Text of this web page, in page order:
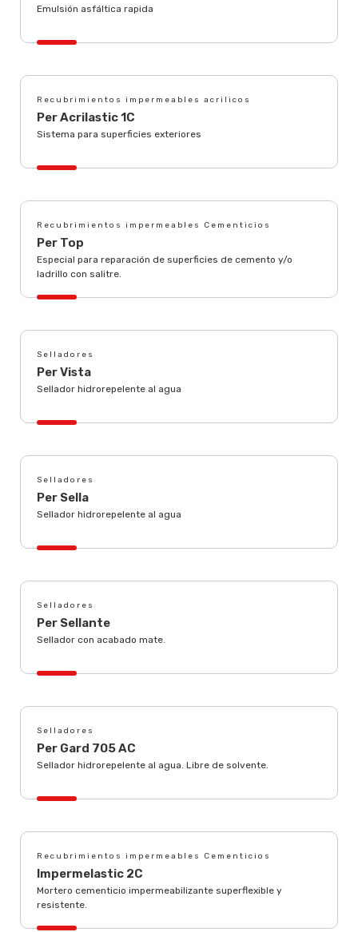
Emulsión asfáltica rapida
Recubrimientos impermeables acrilicos
Per Acrilastic 1C
Sistema para superficies exteriores
Recubrimientos impermeables Cementicios
Per Top
Especial para reparación de superficies de cemento y/o
ladrillo con salitre.
Selladores
Per Vista
Sellador hidrorepelente al agua
Selladores
Per Sella
Sellador hidrorepelente al agua
Selladores
Per Sellante
Sellador con acabado mate.
Selladores
Per Gard 705 AC
Sellador hidrorepelente al agua. Libre de solvente.
Recubrimientos impermeables Cementicios
Impermelastic 2C
Mortero cementicio impermeabilizante superflexible y
resistente.